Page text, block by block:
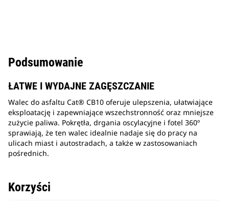
Podsumowanie
ŁATWE I WYDAJNE ZAGĘSZCZANIE
Walec do asfaltu Cat® CB10 oferuje ulepszenia, ułatwiające
eksploatację i zapewniające wszechstronność oraz mniejsze
zużycie paliwa. Pokrętła, drgania oscylacyjne i fotel 360º
sprawiają, że ten walec idealnie nadaje się do pracy na
ulicach miast i autostradach, a także w zastosowaniach
pośrednich.
Korzyści